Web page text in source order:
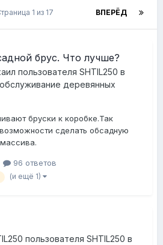
ВПЕРЁД
1 из 17
брус. Что лучше?
пользователя SHTIL250 в
деревянных
бруски к коробке.Так
сделать обсадную
96 ответов
(и ещё 1)
пользователя SHTIL250 в